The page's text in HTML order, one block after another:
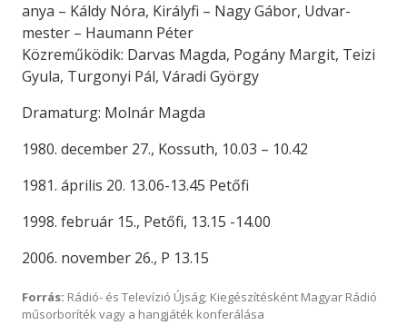
anya – Káldy Nóra, Királyfi – Nagy Gábor, Udvar-
mester – Haumann Péter
Közreműködik: Darvas Magda, Pogány Margit, Teizi
Gyula, Turgonyi Pál, Váradi György
Dramaturg: Molnár Magda
1980. december 27., Kossuth, 10.03 – 10.42
1981. április 20. 13.06-13.45 Petőfi
1998. február 15., Petőfi, 13.15 -14.00
2006. november 26., P 13.15
Forrás: Rádió- és Televízió Újság; Kiegészítésként Magyar Rádió
műsorboríték vagy a hangjáték konferálása